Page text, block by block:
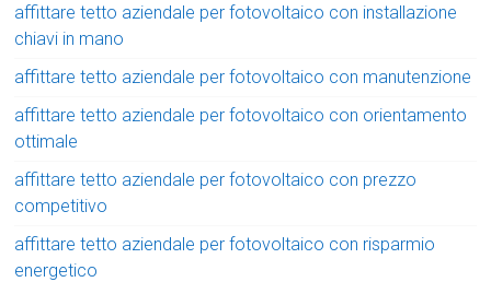
affittare tetto aziendale per fotovoltaico con installazione
chiavi in mano
affittare tetto aziendale per fotovoltaico con manutenzione
affittare tetto aziendale per fotovoltaico con orientamento
ottimale
affittare tetto aziendale per fotovoltaico con prezzo
competitivo
affittare tetto aziendale per fotovoltaico con risparmio
energetico